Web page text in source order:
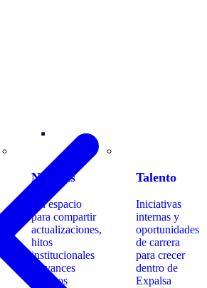
Noticias
Un espacio
para compartir
actualizaciones,
hitos
institucionales
y avances
técnicos
Talento
Iniciativas
internas y
oportunidades
de carrera
para crecer
dentro de
Expalsa